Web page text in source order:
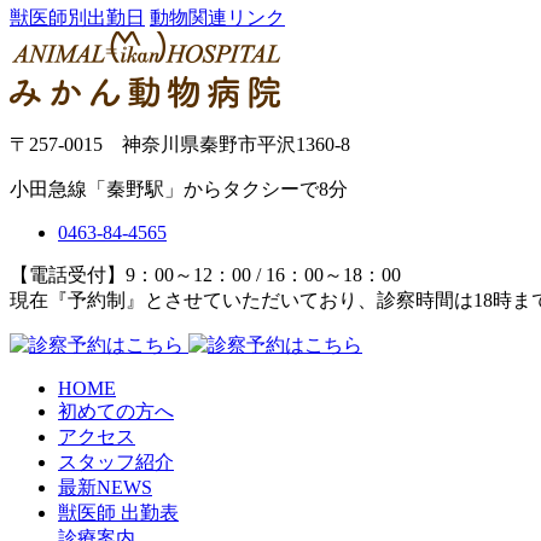
獣医師別出勤日 動物関連リンク
〒257-0015 神奈川県秦野市平沢1360-8
小田急線「秦野駅」からタクシーで8分
0463-84-4565
【電話受付】9：00～12：00 / 16：00～18：00
現在『予約制』とさせていただいており、診察時間は18時ま
HOME
初めての方へ
アクセス
スタッフ紹介
最新NEWS
獣医師 出勤表